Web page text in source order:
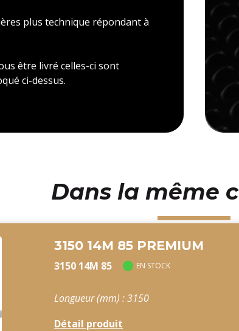
plus technique répondant à
être livré celles-ci sont
ci-dessus.
Dans la même
3150 14M 85 PREMIUM
3150 14M 85 EN STOCK
Longueur (mm) : 3150
Détail produit